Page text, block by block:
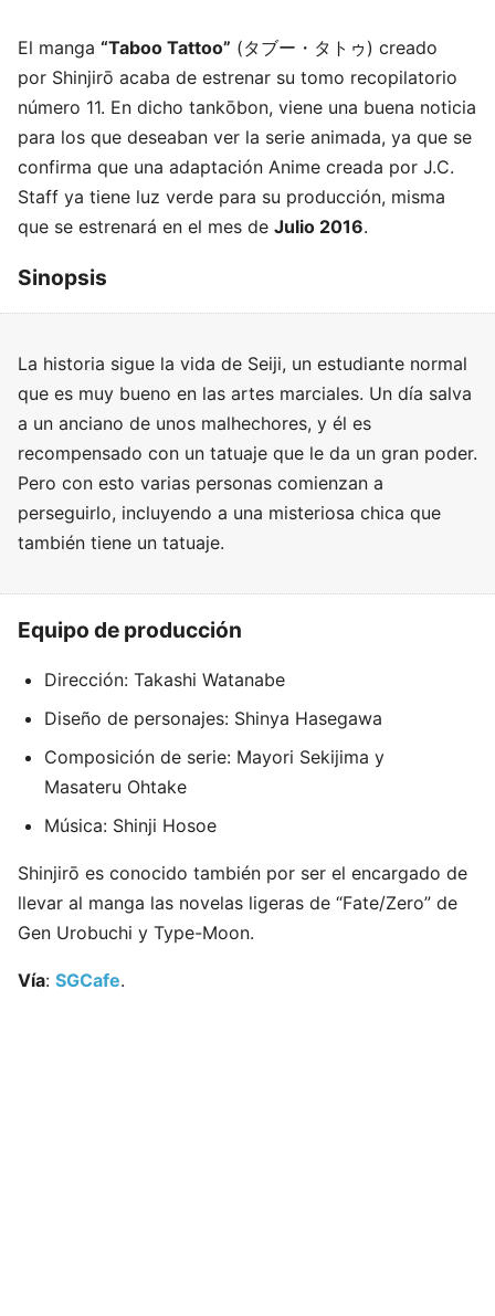
El manga “Taboo Tattoo” (タブー・タトゥ) creado
por Shinjirō acaba de estrenar su tomo recopilatorio
número 11. En dicho tankōbon, viene una buena noticia
para los que deseaban ver la serie animada, ya que se
confirma que una adaptación Anime creada por J.C.
Staff ya tiene luz verde para su producción, misma
que se estrenará en el mes de Julio 2016.
Sinopsis
La historia sigue la vida de Seiji, un estudiante normal
que es muy bueno en las artes marciales. Un día salva
a un anciano de unos malhechores, y él es
recompensado con un tatuaje que le da un gran poder.
Pero con esto varias personas comienzan a
perseguirlo, incluyendo a una misteriosa chica que
también tiene un tatuaje.
Equipo de producción
Dirección: Takashi Watanabe
Diseño de personajes: Shinya Hasegawa
Composición de serie: Mayori Sekijima y
Masateru Ohtake
Música: Shinji Hosoe
Shinjirō es conocido también por ser el encargado de
llevar al manga las novelas ligeras de “Fate/Zero” de
Gen Urobuchi y Type-Moon.
Vía: SGCafe.